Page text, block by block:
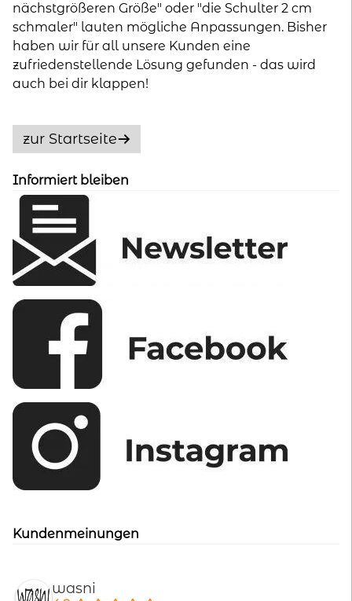
nächstgrößeren Größe" oder "die Schulter 2 cm
schmaler" lauten mögliche Anpassungen. Bisher
haben wir für all unsere Kunden eine
zufriedenstellende Lösung gefunden - das wird
auch bei dir klappen!
zur Startseite
Informiert bleiben
Kundenmeinungen
wasni